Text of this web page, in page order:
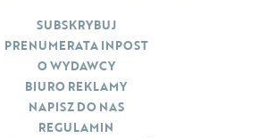
SUBSKRYBUJ
PRENUMERATA INPOST
O WYDAWCY
BIURO REKLAMY
NAPISZ DO NAS
REGULAMIN